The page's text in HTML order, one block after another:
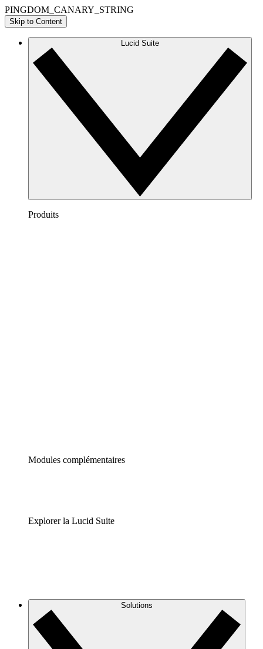
PINGDOM_CANARY_STRING
Skip to Content
Lucid Suite
Produits
Modules complémentaires
Explorer la Lucid Suite
Solutions